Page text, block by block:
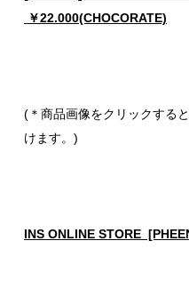
￥22.000(CHOCORATE)
(＊商品画像をクリックする
けます。)
INS ONLINE STORE